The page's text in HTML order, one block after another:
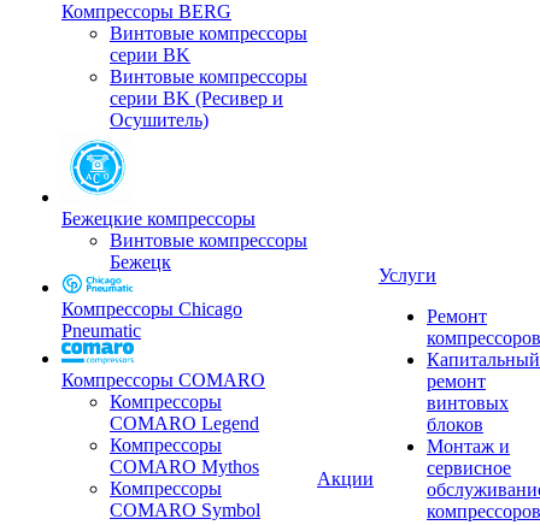
Компрессоры BERG
Винтовые компрессоры
серии BK
Винтовые компрессоры
серии BK (Ресивер и
Осушитель)
Бежецкие компрессоры
Винтовые компрессоры
Бежецк
Компрессоры Chicago
Pneumatic
Компрессоры COMARO
Компрессоры
COMARO Legend
Компрессоры
COMARO Mythos
Компрессоры
COMARO Symbol
Акции
Услуги
Ремонт
компрессоров
Капитальный
ремонт
винтовых
блоков
Монтаж и
сервисное
компрессоров